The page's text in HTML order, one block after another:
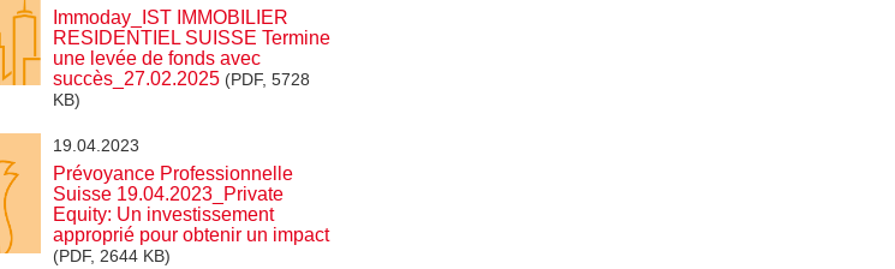
Immoday_IST IMMOBILIER
RESIDENTIEL SUISSE Termine
une levée de fonds avec
succès_27.02.2025 (PDF, 5728
KB)
19.04.2023
Prévoyance Professionnelle
Suisse 19.04.2023_Private
Equity: Un investissement
approprié pour obtenir un impact
(PDF, 2644 KB)